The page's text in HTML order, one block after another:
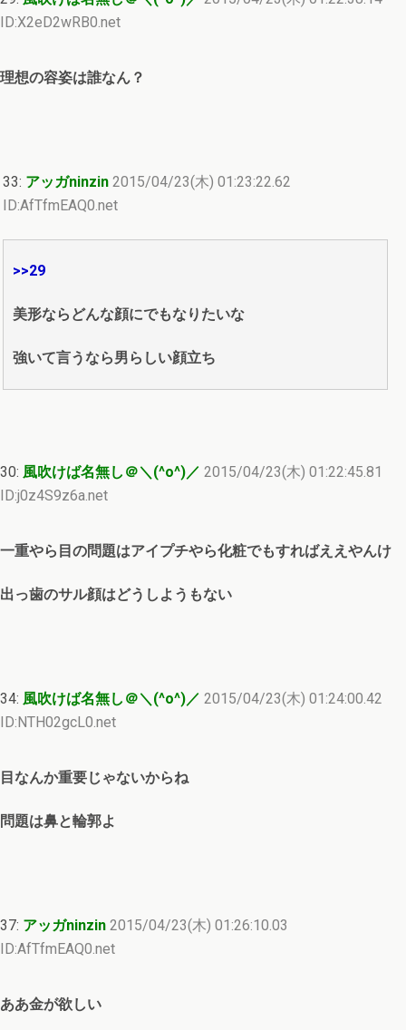
ID:X2eD2wRB0.net
理想の容姿は誰なん？
33: アッガninzin 2015/04/23(木) 01:23:22.62
ID:AfTfmEAQ0.net
>>29
美形ならどんな顔にでもなりたいな
強いて言うなら男らしい顔立ち
30: 風吹けば名無し＠＼(^o^)／ 2015/04/23(木) 01:22:45.81
ID:j0z4S9z6a.net
一重やら目の問題はアイプチやら化粧でもすればええやんけ
出っ歯のサル顔はどうしようもない
34: 風吹けば名無し＠＼(^o^)／ 2015/04/23(木) 01:24:00.42
ID:NTH02gcL0.net
目なんか重要じゃないからね
問題は鼻と輪郭よ
37: アッガninzin 2015/04/23(木) 01:26:10.03
ID:AfTfmEAQ0.net
ああ金が欲しい